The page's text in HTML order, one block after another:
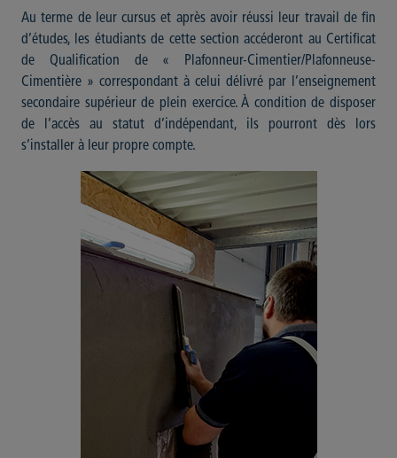
Au terme de leur cursus et après avoir réussi leur travail de fin
d’études, les étudiants de cette section accéderont au Certificat
de Qualification de « Plafonneur-Cimentier/Plafonneuse-
Cimentière » correspondant à celui délivré par l’enseignement
secondaire supérieur de plein exercice. À condition de disposer
de l’accès au statut d’indépendant, ils pourront dès lors
s’installer à leur propre compte.